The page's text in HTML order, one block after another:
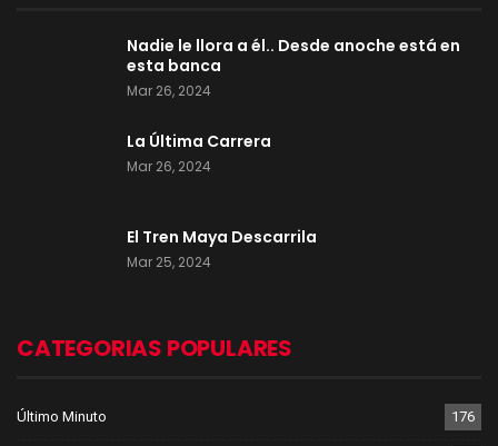
Nadie le llora a él.. Desde anoche está en
esta banca
Mar 26, 2024
La Última Carrera
Mar 26, 2024
El Tren Maya Descarrila
Mar 25, 2024
CATEGORIAS POPULARES
Último Minuto 176